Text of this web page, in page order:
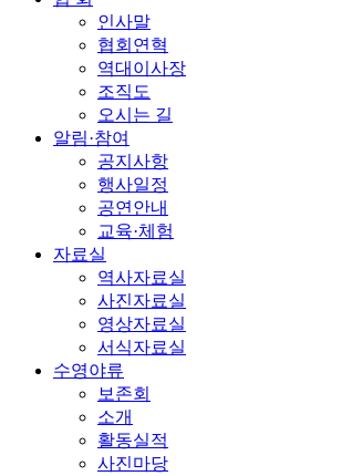
인사말
협회연혁
역대이사장
조직도
오시는 길
알림·참여
공지사항
행사일정
공연안내
교육·체험
자료실
역사자료실
사진자료실
영상자료실
서식자료실
수영야류
보존회
소개
활동실적
사진마당